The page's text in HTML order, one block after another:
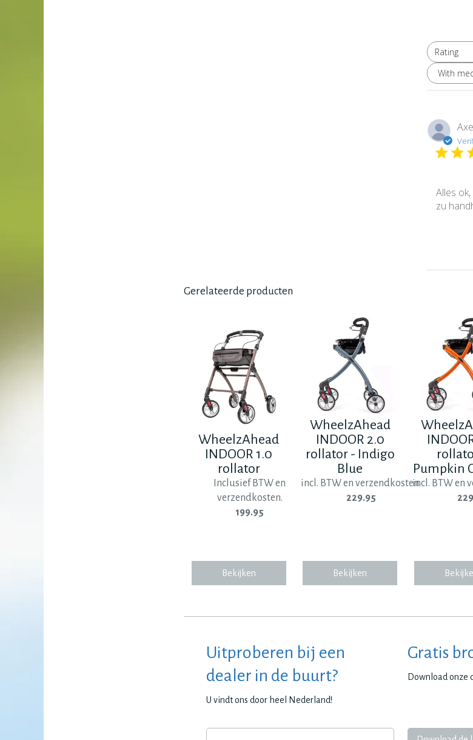
Rating
All ratings
With
Alles
zu
Gerelateerde producten
WheelzAhead
INDOOR 1.0
rollator
Inclusief BTW en
verzendkosten.
199.95
Bekijken
WheelzAhead
INDOOR 2.0
rollator - Indigo
Blue
incl. BTW en verzendkosten.
229.95
Bekijken
Pumpkin
incl. BTW en
Uitproberen bij een
dealer in de buurt?
U vindt ons door heel Nederland!
Gratis
Download onze